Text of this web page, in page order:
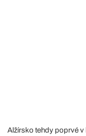
Alžírsko tehdy poprvé